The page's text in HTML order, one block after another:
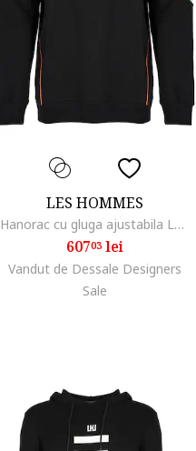
LES HOMMES
Hanorac cu gluga ajustabila LHH702,
60703lei
Vandut de Dessale Designers
Sale